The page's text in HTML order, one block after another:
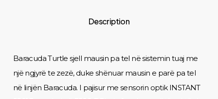
Description
Baracuda Turtle sjell mausin pa tel në sistemin tuaj me
një ngjyrë te zezë, duke shënuar mausin e parë pa tel
në linjën Baracuda. ​​I pajisur me sensorin optik INSTANT